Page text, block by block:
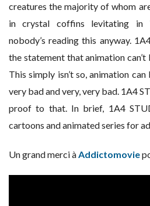
creatures the majority of whom
in crystal coffins levitating in
nobody’s reading this anyway.
the statement that animation can’t
This simply isn’t so, animation
very bad and very, very bad. 1A4
proof to that. In brief, 1A4
cartoons and animated series for
Un grand merci àAddictomovie